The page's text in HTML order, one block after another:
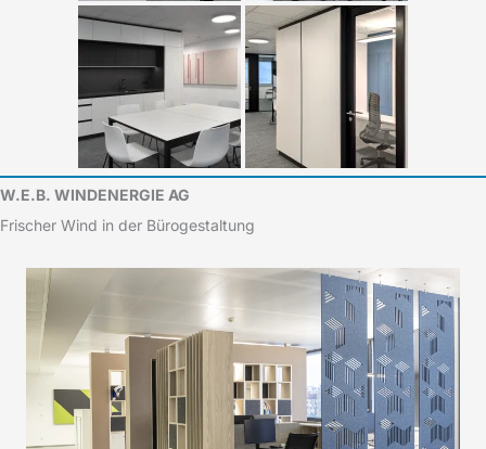
W.E.B. WINDENERGIE AG
Frischer Wind in der Bürogestaltung